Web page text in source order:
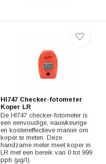
HI747 Checker-fotometer
Koper LR
De HI747 checker-fotometer is
een eenvoudige, nauwkeurige
en kosteneffectieve manier om
koper te meten. Deze
handzame meter meet koper in
LR met een bereik van 0 tot 999
ppb (µg/l).